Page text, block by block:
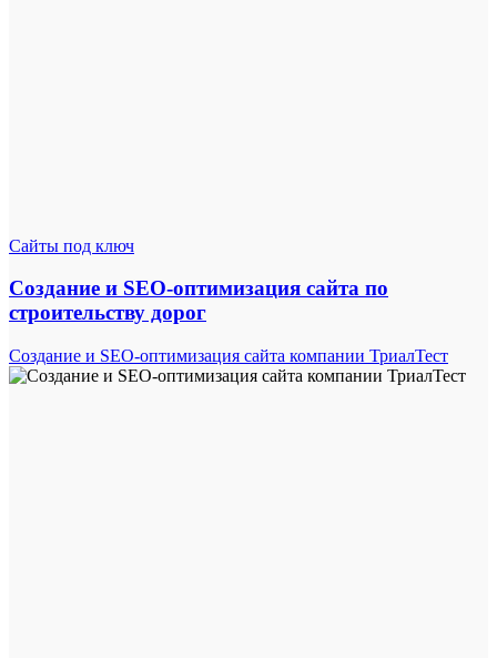
Сайты под ключ
Создание и SEO-оптимизация сайта по
строительству дорог
Создание и SEO-оптимизация сайта компании ТриалТест